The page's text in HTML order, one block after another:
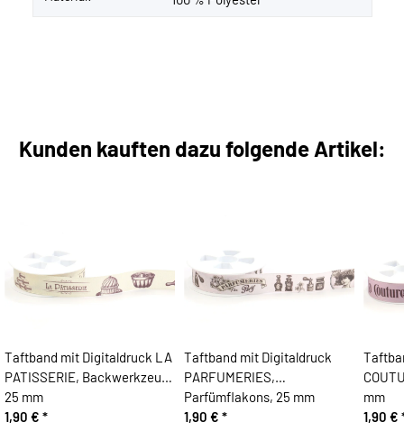
Kunden kauften dazu folgende Artikel:
Taftband mit Digitaldruck LA
PATISSERIE, Backwerkzeug,
25 mm
1,90 € *
Taftband mit Digitaldruck
PARFUMERIES,
Parfümflakons, 25 mm
1,90 € *
mm
1,90 €